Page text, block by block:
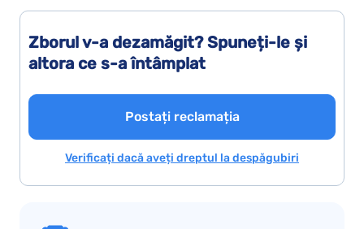
Zborul v-a dezamăgit? Spuneți-le și
altora ce s-a întâmplat
Postați reclamația
Verificați dacă aveți dreptul la despăgubiri